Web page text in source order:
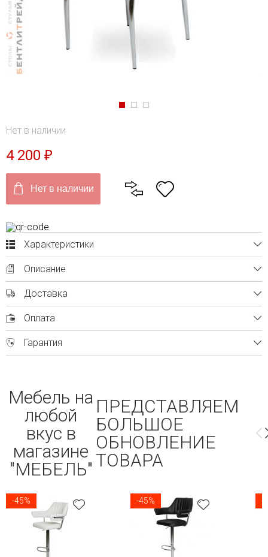
Нет в наличии
4 200 ₽
Нет в наличии
Характеристики
Описание
Доставка
Оплата
Гарантия
Мебель на
любой
вкус в
магазине
"МЕБЕЛЬ"
ПРЕДСТАВЛЯЕМ
БОЛЬШОЕ
ОБНОВЛЕНИЕ
ТОВАРА
-45% -45% -